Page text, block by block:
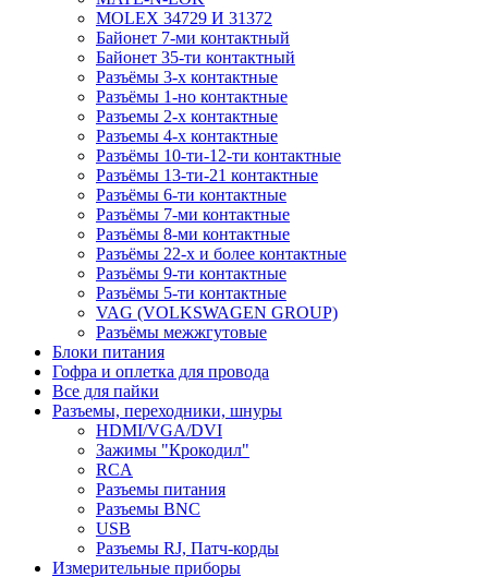
MOLEX 34729 И 31372
Байонет 7-ми контактный
Байонет 35-ти контактный
Разъёмы 3-х контактные
Разъёмы 1-но контактные
Разъемы 2-х контактные
Разъемы 4-х контактные
Разъёмы 10-ти-12-ти контактные
Разъёмы 13-ти-21 контактные
Разъёмы 6-ти контактные
Разъёмы 7-ми контактные
Разъёмы 8-ми контактные
Разъёмы 22-х и более контактные
Разъёмы 9-ти контактные
Разъёмы 5-ти контактные
VAG (VOLKSWAGEN GROUP)
Разъёмы межжгутовые
Блоки питания
Гофра и оплетка для провода
Все для пайки
Разъемы, переходники, шнуры
HDMI/VGA/DVI
Зажимы "Крокодил"
RCA
Разъемы питания
Разъемы BNC
USB
Разъемы RJ, Патч-корды
Измерительные приборы